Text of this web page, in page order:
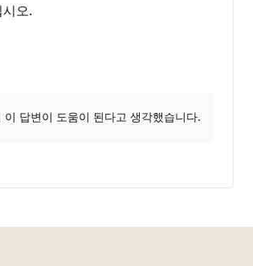
오.
이 답변이 도움이 된다고 생각했습니다.